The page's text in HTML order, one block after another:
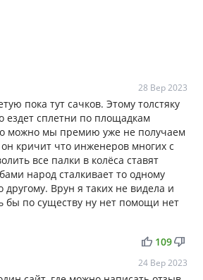
28 Вер 2023
пока тут сачков. Этому толстяку
ездет сплетни по площадкам
можно мы премию уже не получаем
кричит что инженеров многих с
все палки в колёса ставят
народ сталкивает то одному
другому. Врун я таких не видела и
бы по существу ну нет помощи нет
thumb_up thumb_down
109
24 Вер 2023